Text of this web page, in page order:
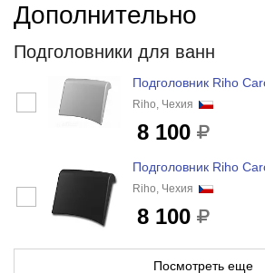
Дополнительно
Подголовники для ванн
Подголовник Riho
Riho, Чехия
8 100
Подголовник Riho
Riho, Чехия
8 100
Посмотреть еще